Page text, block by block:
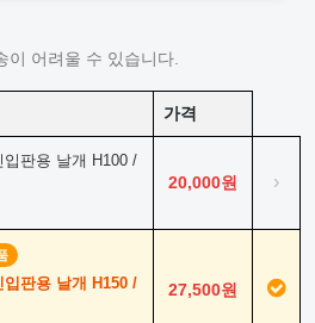
이 어려울 수 있습니다.
가격
판용 날개 H100 /
20,000원 ›
판용 날개 H150 /
27,500원